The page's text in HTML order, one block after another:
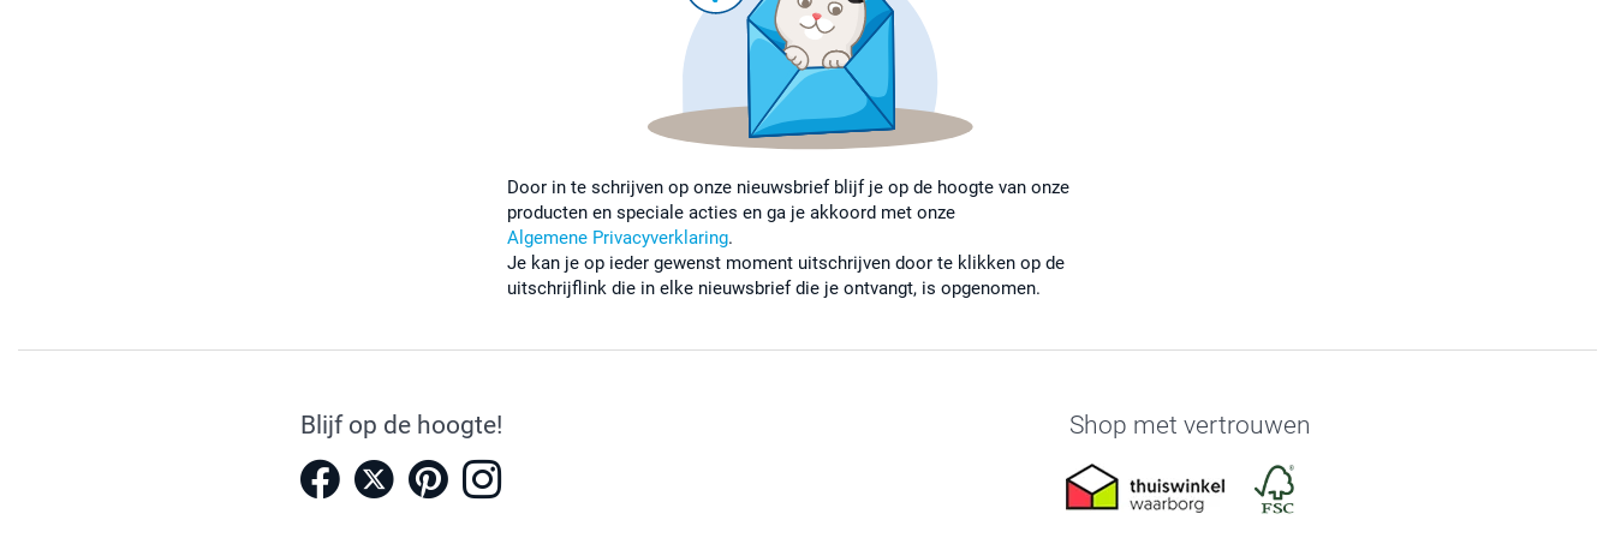
Door in te schrijven op onze nieuwsbrief blijf je op de hoogte van onze
producten en speciale acties en ga je akkoord met onze
Algemene Privacyverklaring.
Je kan je op ieder gewenst moment uitschrijven door te klikken op de
uitschrijflink die in elke nieuwsbrief die je ontvangt, is opgenomen.
Blijf op de hoogte! Shop met vertrouwen